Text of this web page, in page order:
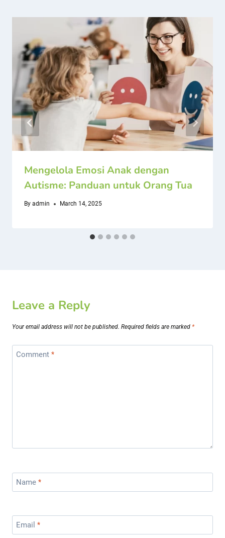
Mengelola Emosi Anak dengan
Autisme: Panduan untuk Orang Tua
By admin March 14, 2025
Leave a Reply
Your email address will not be published. Required fields are marked *
Comment *
Name *
Email *